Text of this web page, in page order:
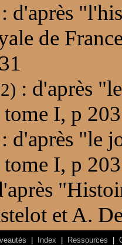
: d'après
de
: d'après
I, p 203
: d'après "le
I, p 203
et A.
Index Ressources